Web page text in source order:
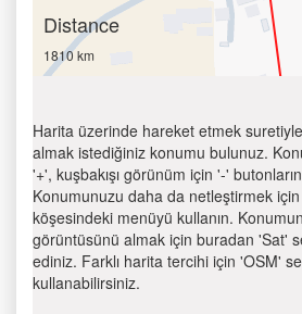
Distance
1810 km
Harita üzerinde hareket etmek
almak istediğiniz konumu bulunuz.
'+', kuşbakışı görünüm için '-'
Konumunuzu daha da netleştirmek
köşesindeki menüyü kullanın.
görüntüsünü almak için buradan 'Sat'
ediniz. Farklı harita tercihi için 'OSM'
kullanabilirsiniz.